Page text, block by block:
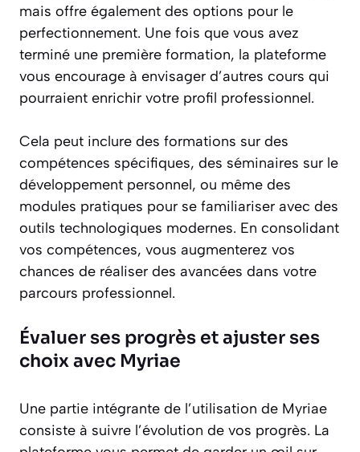
mais offre également des options pour le
perfectionnement. Une fois que vous avez
terminé une première formation, la plateforme
vous encourage à envisager d’autres cours qui
pourraient enrichir votre profil professionnel.
Cela peut inclure des formations sur des
compétences spécifiques, des séminaires sur le
développement personnel, ou même des
modules pratiques pour se familiariser avec des
outils technologiques modernes. En consolidant
vos compétences, vous augmenterez vos
chances de réaliser des avancées dans votre
parcours professionnel.
Évaluer ses progrès et ajuster ses
choix avec Myriae
Une partie intégrante de l’utilisation de Myriae
consiste à suivre l’évolution de vos progrès. La